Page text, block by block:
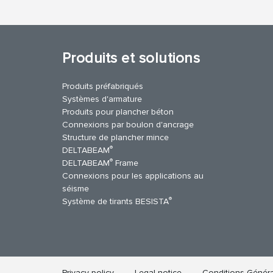
Produits et solutions
Produits préfabriqués
Systèmes d'armature
Produits pour plancher béton
Connexions par boulon d'ancrage
Structure de plancher mince
DELTABEAM®
DELTABEAM® Frame
Connexions pour les applications au
séisme
Système de tirants BESISTA®
Contactez-nous